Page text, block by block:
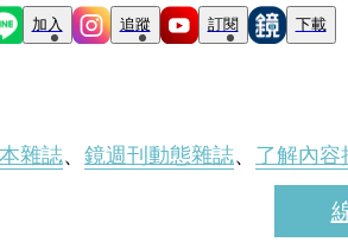
加入 追蹤 訂閱 下載
雜誌、 鏡週刊動態雜誌、 了解內